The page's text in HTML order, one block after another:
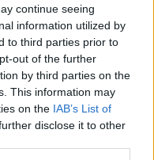
continue seeing
information utilized by
to third parties prior to
out of the further
by third parties on the
This information may
on the IAB’s List of
disclose it to other